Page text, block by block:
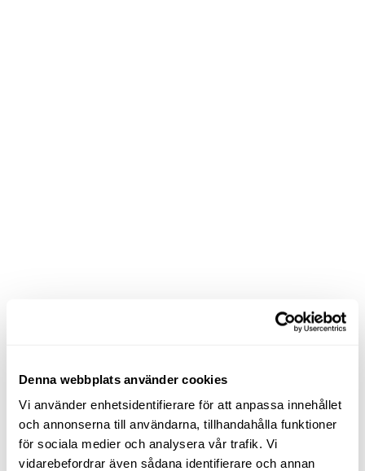
Denna webbplats använder cookies
Vi använder enhetsidentifierare för att anpassa innehållet
och annonserna till användarna, tillhandahålla funktioner
för sociala medier och analysera vår trafik. Vi
vidarebefordrar även sådana identifierare och annan